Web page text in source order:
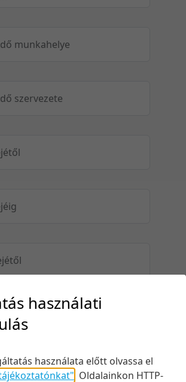
munkahelye
szervezete
használati
használata előtt olvassa el
Oldalainkon HTTP-